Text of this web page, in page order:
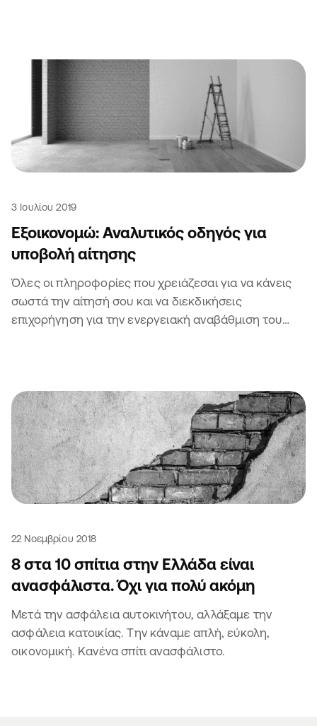
3 Ιουλίου 2019
Εξοικονομώ: Αναλυτικός οδηγός για
υποβολή αίτησης
Όλες οι πληροφορίες που χρειάζεσαι για να κάνεις
σωστά την αίτησή σου και να διεκδικήσεις
επιχορήγηση για την ενεργειακή αναβάθμιση του
22 Νοεμβρίου 2018
8 στα 10 σπίτια στην Ελλάδα είναι
ανασφάλιστα. Όχι για πολύ ακόμη
Μετά την ασφάλεια αυτοκινήτου, αλλάξαμε την
ασφάλεια κατοικίας. Την κάναμε απλή, εύκολη,
οικονομική. Κανένα σπίτι ανασφάλιστο.